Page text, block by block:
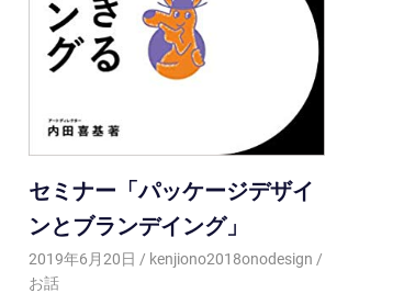
セミナー「パッケージデザイ
ンとブランデイング」
2019年6月20日
kenjiono2018onodesign
お話